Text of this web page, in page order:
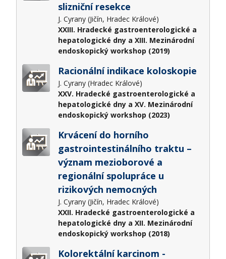
slizniční resekce
J. Cyrany (Jičín, Hradec Králové)
XXIII. Hradecké gastroenterologické a
hepatologické dny a XIII. Mezinárodní
endoskopický workshop (2019)
Racionální indikace koloskopie
J. Cyrany (Hradec Králové)
XXV. Hradecké gastroenterologické a
hepatologické dny a XV. Mezinárodní
endoskopický workshop (2023)
Krvácení do horního
gastrointestinálního traktu –
význam mezioborové a
regionální spolupráce u
rizikových nemocných
J. Cyrany (Jičín, Hradec Králové)
XXII. Hradecké gastroenterologické a
hepatologické dny a XII. Mezinárodní
endoskopický workshop (2018)
Kolorektální karcinom -